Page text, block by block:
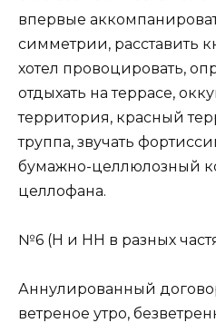
впервые
симметрии, расставить
хотел провоцировать,
отдыхать на террасе,
территория, красный
труппа, звучать
бумажно-целлюлозный
целлофана.
№6 (Н и НН в разных
Аннулированный
ветреное утро,